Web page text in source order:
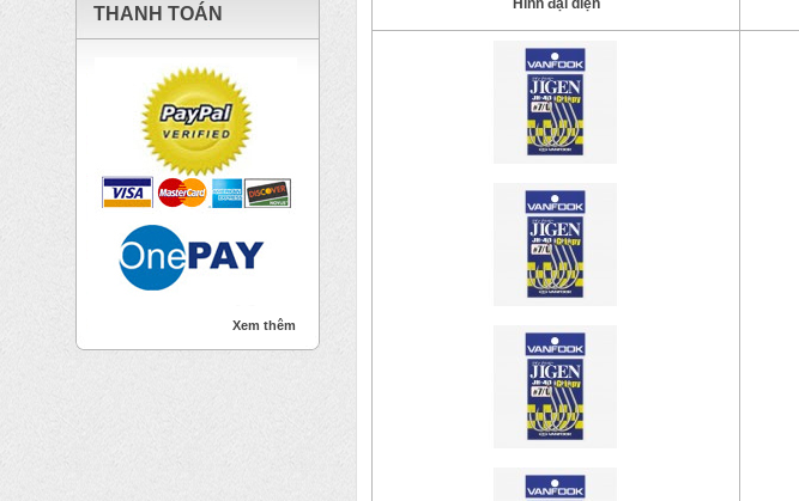
THANH TOÁN
Xem thêm
Hình đại diện